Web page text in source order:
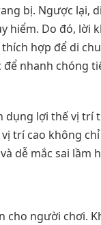
bị. Ngược lại,
hiểm. Do đó, lời
hợp để di
nhanh chóng
dụng lợi thế vị trí
trí cao không
dễ mắc sai lầm
cho người chơi.